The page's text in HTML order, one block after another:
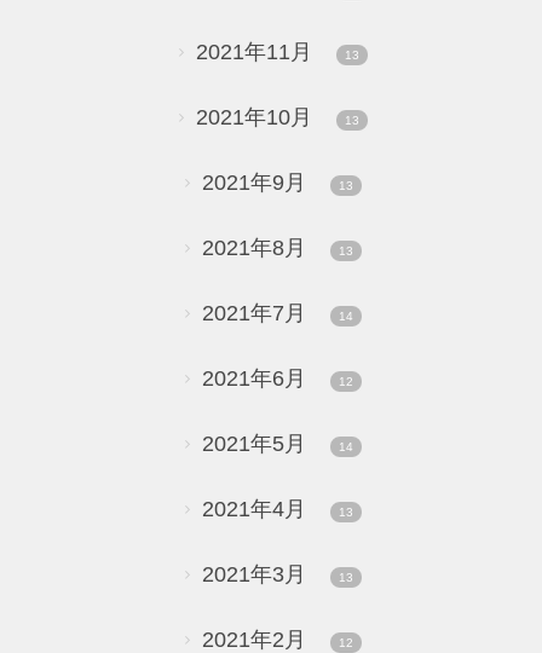
2021年11月 13
2021年10月 13
2021年9月 13
2021年8月 13
2021年7月 14
2021年6月 12
2021年5月 14
2021年4月 13
2021年3月 13
2021年2月 12